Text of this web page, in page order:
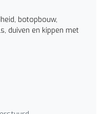
botopbouw,
duiven en kippen met